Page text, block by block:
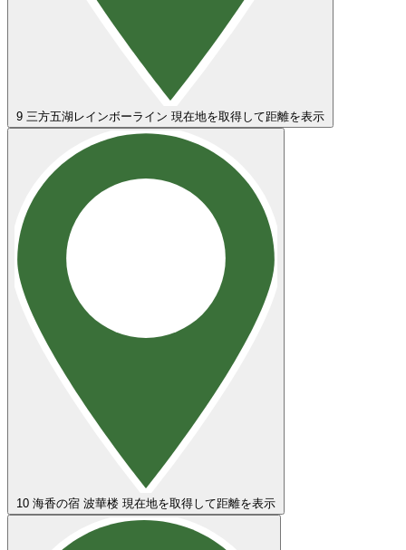
9 三方五湖レインボーライン 現在地を取得して距離を表示
10 海香の宿 波華楼 現在地を取得して距離を表示